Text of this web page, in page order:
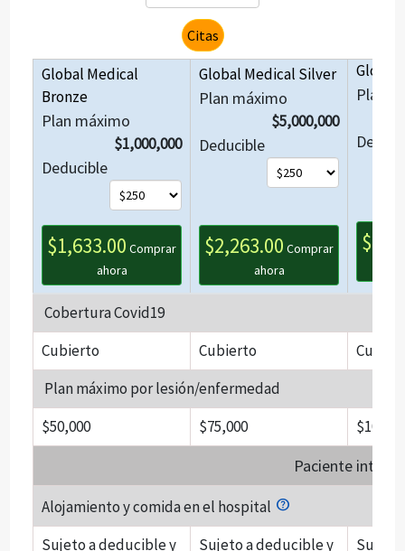
Citas
Global Medical
Bronze
Plan máximo
$1,000,000
Deducible
$1,633.00 Comprar
ahora
Global Medical Silver
Plan máximo
$5,000,000
Deducible
$2,263.00 Comprar
ahora
Global
Plan
Cobertura Covid19
Cubierto
Cubierto
Plan máximo por lesión/enfermedad
$50,000
$75,000
Paciente interno
Alojamiento y comida en el hospital
Sujeto a deducible y
Sujeto a deducible y
Sujeto